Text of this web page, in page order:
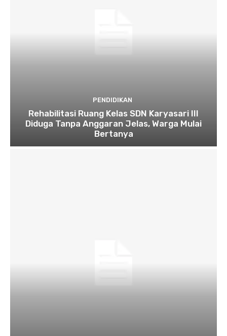
PENDIDIKAN
Rehabilitasi Ruang Kelas SDN Karyasari III
Diduga Tanpa Anggaran Jelas, Warga Mulai
Bertanya